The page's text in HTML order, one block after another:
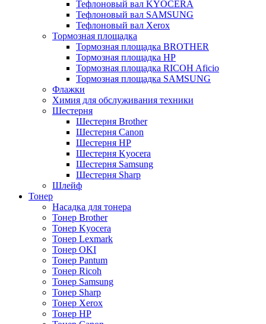
Тефлоновый вал KYOCERA
Тефлоновый вал SAMSUNG
Тефлоновый вал Xerox
Тормозная площадка
Тормозная площадка BROTHER
Тормозная площадка HP
Тормозная площадка RICOH Aficio
Тормозная площадка SAMSUNG
Флажки
Химия для обслуживания техники
Шестерня
Шестерня Brother
Шестерня Canon
Шестерня HP
Шестерня Kyocera
Шестерня Samsung
Шестерня Sharp
Шлейф
Тонер
Насадка для тонера
Тонер Brother
Тонер Kyocera
Тонер Lexmark
Тонер OKI
Тонер Pantum
Тонер Ricoh
Тонер Samsung
Тонер Sharp
Тонер Xerox
Тонер НР